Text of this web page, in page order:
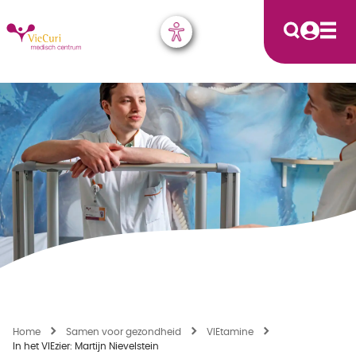
Home Samen voor gezondheid
VIEtamine
In het VIEzier: Martijn Nievelstein